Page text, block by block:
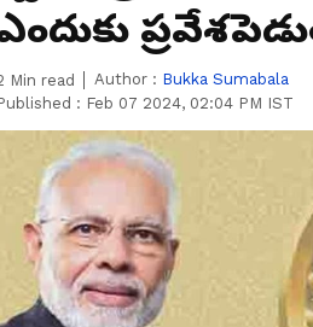
Min read Author : Bukka Sumabala
: Feb 07 2024, 02:04 PM IST